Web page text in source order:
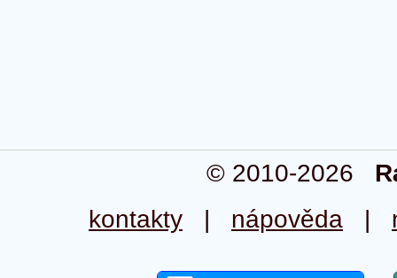
© 2010-2026
kontakty | nápověda |